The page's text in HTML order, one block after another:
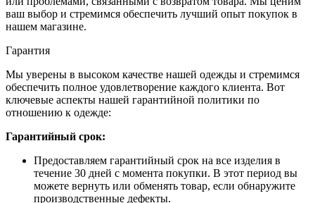
ваш выбор и стремимся обеспечить лучший опыт покупок в
нашем магазине.
Гарантия
Мы уверены в высоком качестве нашей одежды и стремимся
обеспечить полное удовлетворение каждого клиента. Вот
ключевые аспекты нашей гарантийной политики по
отношению к одежде:
Гарантийный срок:
Предоставляем гарантийный срок на все изделия в
течение 30 дней с момента покупки. В этот период вы
можете вернуть или обменять товар, если обнаружите
производственные дефекты.